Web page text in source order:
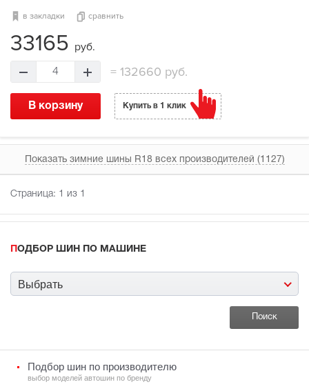
в закладки сравнить
33165 руб.
4 =132660 руб.
В корзину Купить в 1 клик
Показать зимние шины R18 всех производителей (1127)
Страница: 1 из 1
ПОДБОР ШИН ПО МАШИНЕ
Выбрать
Подбор шин по производителю
выбор моделей автошин по бренду